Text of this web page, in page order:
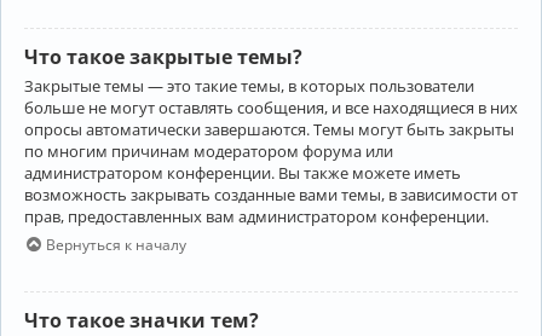
Что такое закрытые темы?
Закрытые темы — это такие темы, в которых пользователи
больше не могут оставлять сообщения, и все находящиеся в них
опросы автоматически завершаются. Темы могут быть закрыты
по многим причинам модератором форума или
администратором конференции. Вы также можете иметь
возможность закрывать созданные вами темы, в зависимости от
прав, предоставленных вам администратором конференции.
Вернуться к началу
Что такое значки тем?